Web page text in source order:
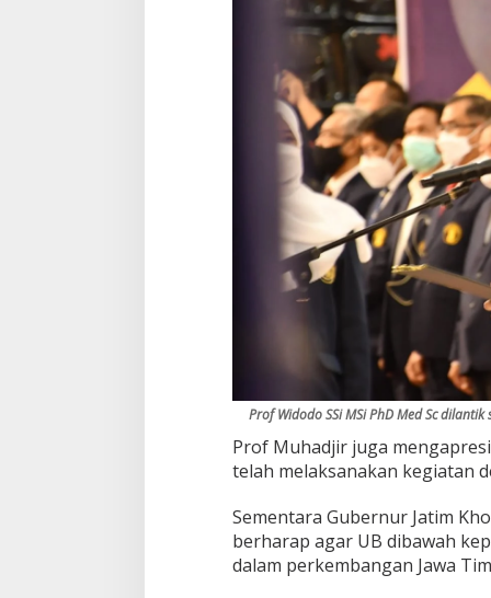
Prof Widodo SSi MSi PhD Med Sc
Prof Muhadjir juga
telah melaksanakan kegiatan
Sementara Gubernur Jatim
berharap agar UB dibawah
dalam perkembangan Jawa